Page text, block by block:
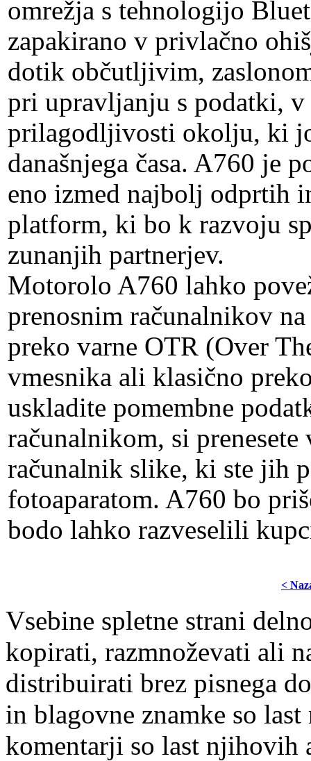
omrežja s tehnologijo
zapakirano v privlačno
dotik občutljivim,
pri upravljanju s podatki,
prilagodljivosti okolju, ki
današnjega časa. A760 je
eno izmed najbolj odprtih
platform, ki bo k razvoju
zunanjih partnerjev.
Motorolo A760 lahko
prenosnim računalnikov
preko varne OTR (Over
vmesnika ali klasično
uskladite pomembne
računalnikom, si
računalnik slike, ki ste jih
fotoaparatom. A760 bo
bodo lahko razveselili
<
Vsebine spletne strani
kopirati, razmnoževati ali
distribuirati brez pisnega
in blagovne znamke so
komentarji so last njihovih